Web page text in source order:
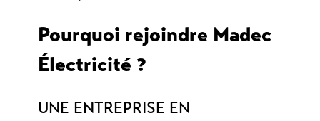
Pourquoi rejoindre Madec
Électricité ?
UNE ENTREPRISE EN